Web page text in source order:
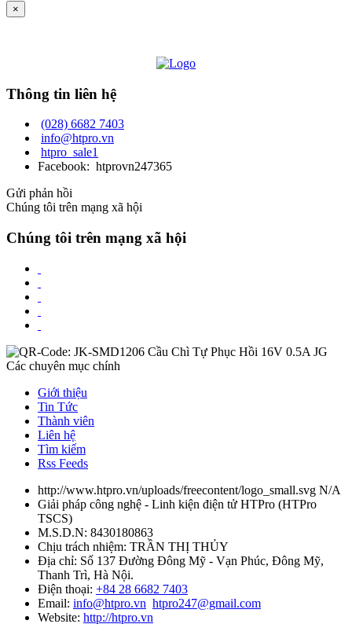
×
Thông tin liên hệ
(028) 6682 7403
info@htpro.vn
htpro_sale1
Facebook: htprovn247365
Gửi phản hồi
Chúng tôi trên mạng xã hội
Chúng tôi trên mạng xã hội
Các chuyên mục chính
Giới thiệu
Tin Tức
Thành viên
Liên hệ
Tìm kiếm
Rss Feeds
http://www.htpro.vn/uploads/freecontent/logo_small.svg N/A
Giải pháp công nghệ - Linh kiện điện tử HTPro (HTPro
TSCS)
M.S.D.N: 8430180863
Chịu trách nhiệm: TRẦN THỊ THỦY
Địa chỉ: Số 137 Đường Đông Mỹ - Vạn Phúc, Đông Mỹ,
Thanh Trì, Hà Nội.
Điện thoại: +84 28 6682 7403
Email: info@htpro.vn htpro247@gmail.com
Website: http://htpro.vn